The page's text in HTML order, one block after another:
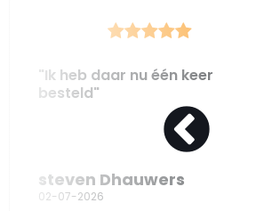
"Ik heb daar nu één keer
besteld"
steven Dhauwers
02-07-2026